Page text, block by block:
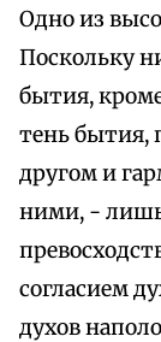
Одно из
Поскольку
бытия,
тень бытия,
другом и
ними, - лишь
согласием
духов